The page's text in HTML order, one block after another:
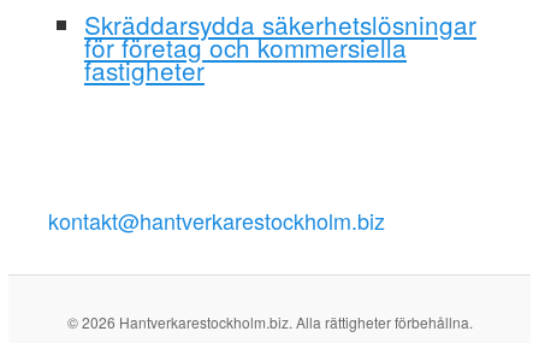
Skräddarsydda säkerhetslösningar
för företag och kommersiella
fastigheter
kontakt@hantverkarestockholm.biz
© 2026 Hantverkarestockholm.biz. Alla rättigheter förbehållna.